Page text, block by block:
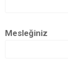
Mesleğiniz